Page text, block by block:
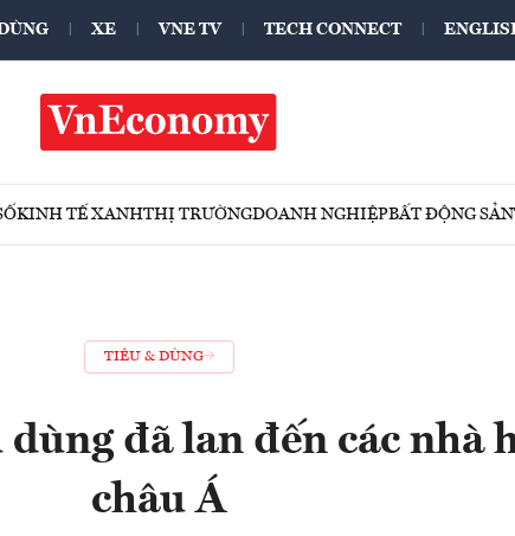
XE VNE TV TECH CONNECT
KINH TẾ XANHTHỊ TRƯỜNGDOANH NGHIỆPBẤT ĐỘNG SẢN
TIÊU & DÙNG
đã lan đến các nhà
châu Á